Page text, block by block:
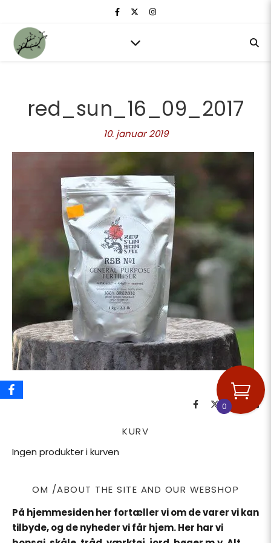
red_sun_16_09_2017
10. januar 2019
KURV
Ingen produkter i kurven
OM /ABOUT THE SITE AND OUR WEBSHOP
På hjemmesiden her fortæller vi om de varer vi kan
tilbyde, og de nyheder vi får hjem. Her har vi
0